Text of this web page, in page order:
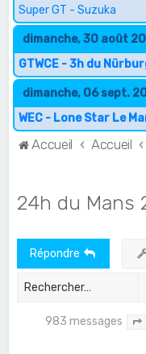
Super GT - Suzuka
dimanche, 30 août
GTWCE - 3h du
dimanche, 06 sept.
WEC - Lone Star Le
Accueil Accueil
24h du Mans
Répondre
983 messages